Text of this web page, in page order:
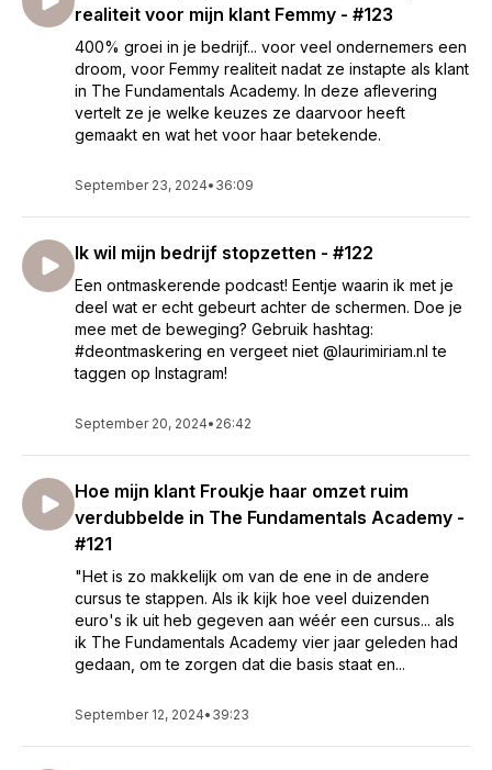
Het helpt je realiseren dat je niet al je weekenden en
avonden op hoeft te geven om het in bad doen van je
kinderen, verjaardagen van vrienden, familie uitjes en
festivals te missen. Het helpt je om een gezond bedrijf te
creëeren dat vóór je werkt. Zodat jij een florerend bedrijf
krijgt met klanten die van je houden - en vice versa.
Ondertussen zal je inkomen verhogen en, last but not least,
bouwen. Want dat is waar het uiteindelijk om draait, toch?
Binnen 18 maanden ging haar bedrijf sky-high, wat leidde tot
video's met meer dan 300.000 views op YouTube,
publicaties op prestigieuze blogs zoals Junebug Weddings
en Hello May Magazine, en dat haar werk werd uitgezonden
op nationale TV. Lauri is de hele wereld over gevlogen om
opdrachten vast te leggen en €10.000 hadden klanten met
alle liefde over voor haar werk.
Nadat ze in 2019 stil kwam te staan door een burn out,
stabiel en zeer voldoening gevend is voor haarzelf.
Sindsdien heeft ze vele andere ondernemers mogen
échte waarde in plaats van geveinsd succes. Waar
betalingen van €16.000 hand in hand gaan met echte
verbinding én zinvol ondernemen.
realiteit voor mijn klant Femmy - #123
400% groei in je bedrijf... voor veel ondernemers een
droom, voor Femmy realiteit nadat ze instapte als klant
in The Fundamentals Academy. In deze aflevering
vertelt ze je welke keuzes ze daarvoor heeft
gemaakt en wat het voor haar betekende.
September 23, 2024• 36:09
Ik wil mijn bedrijf stopzetten - #122
Een ontmaskerende podcast! Eentje waarin ik met je
deel wat er echt gebeurt achter de schermen. Doe je
mee met de beweging? Gebruik hashtag:
#deontmaskering en vergeet niet @laurimiriam.nl te
taggen op Instagram!
September 20, 2024• 26:42
Hoe mijn klant Froukje haar omzet ruim
verdubbelde in The Fundamentals Academy -
#121
"Het is zo makkelijk om van de ene in de andere
cursus te stappen. Als ik kijk hoe veel duizenden
euro's ik uit heb gegeven aan wéér een cursus... als
ik The Fundamentals Academy vier jaar geleden had
gedaan, om te zorgen dat die basis staat en...
September 12, 2024• 39:23